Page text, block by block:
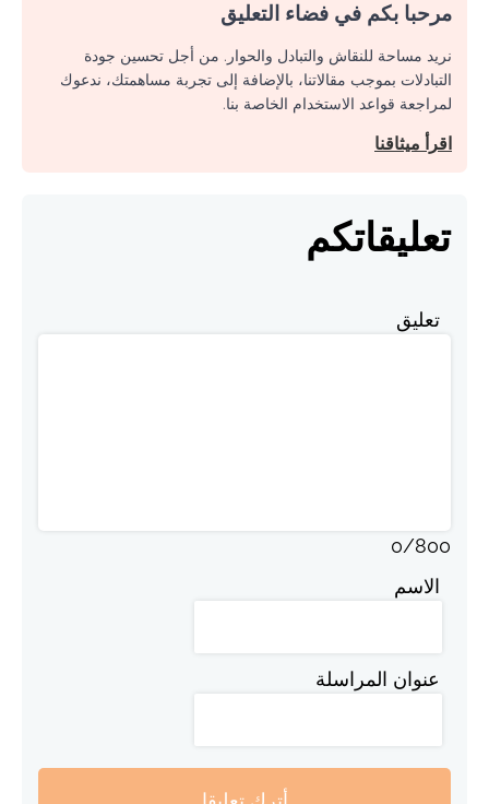
مرحبا بكم في فضاء التعليق
نريد مساحة للنقاش والتبادل والحوار. من أجل تحسين جودة
التبادلات بموجب مقالاتنا، بالإضافة إلى تجربة مساهمتك، ندعوك
لمراجعة قواعد الاستخدام الخاصة بنا.
اقرأ ميثاقنا
تعليقاتكم
تعليق
0/800
الاسم
عنوان المراسلة